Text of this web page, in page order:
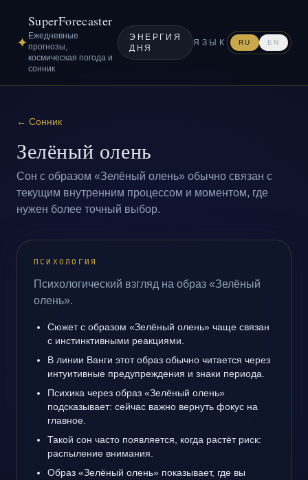
✦
SuperForecaster
Ежедневные
прогнозы,
космическая погода и
сонник
ЭНЕРГИЯ
ДНЯ
ЯЗЫК RU EN
← Сонник
Зелёный олень
Сон с образом «Зелёный олень» обычно связан с
текущим внутренним процессом и моментом, где
нужен более точный выбор.
ПСИХОЛОГИЯ
Психологический взгляд на образ «Зелёный
олень».
Сюжет с образом «Зелёный олень» чаще связан
с инстинктивными реакциями.
В линии Ванги этот образ обычно читается через
интуитивные предупреждения и знаки периода.
Психика через образ «Зелёный олень»
подсказывает: сейчас важно вернуть фокус на
главное.
Такой сон часто появляется, когда растёт риск:
распыление внимания.
Образ «Зелёный олень» показывает, где вы